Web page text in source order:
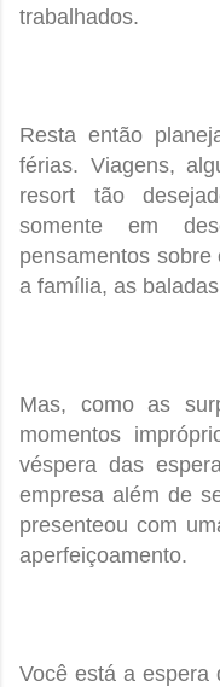
trabalhados.
Resta então
férias. Viagens,
resort tão
somente em
pensamentos
a família, as
Mas, como as
momentos
véspera das
empresa além de
presenteou com
aperfeiçoamento.
Você está a espera